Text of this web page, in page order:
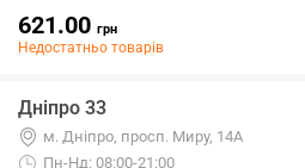
621.00 грн
Недостатньо товарів
Дніпро 33
м. Дніпро, просп. Миру, 14А
Пн-Нд: 08:00-21:00